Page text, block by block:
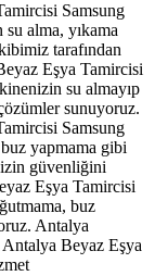
Samsung
alma, yıkama
tarafından
Eşya Tamircisi
su almayıp
sunuyoruz.
Samsung
yapmama gibi
güvenliğini
Eşya Tamircisi
buz
Antalya
Beyaz Eşya